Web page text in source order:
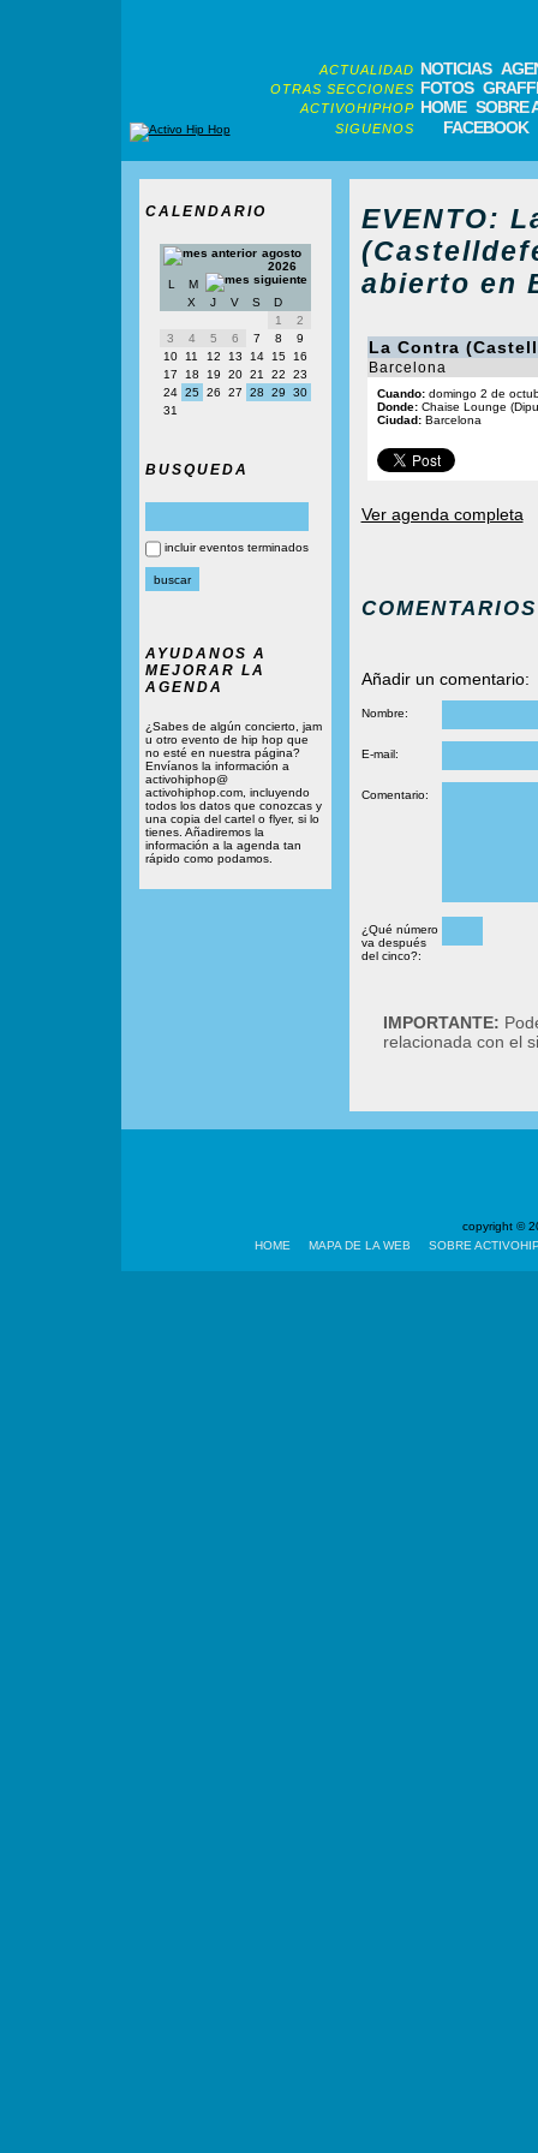
ACTUALIDAD NOTICIAS
OTRAS SECCIONES FOTOS
ACTIVOHIPHOP HOME SOBRE
SIGUENOS FACEBOOK
CALENDARIO
agosto
2026
L
M
X
J V S
D
1
2
3
4 5 6 7 8
9
10
11 12 13 14 15
16
17
18 19 20 21 22
23
24 25 26 27 28 29
30
31
BUSQUEDA
incluir eventos terminados
AYUDANOS A
MEJORAR LA
AGENDA
¿Sabes de algún concierto, jam
u otro evento de hip hop que
no esté en nuestra página?
Envíanos la información a
activohiphop@
activohiphop.com, incluyendo
todos los datos que conozcas y
una copia del cartel o flyer, si lo
tienes. Añadiremos la
información a la agenda tan
rápido como podamos.
EVENTO:
abierto en
La Contra
Barcelona
Cuando:domingo 2 de
Donde:Chaise Lounge
Ciudad:Barcelona
Ver agenda completa
COMENTARIOS
Añadir un comentario:
Nombre:
E-mail:
Comentario:
¿Qué número
va después
del cinco?:
IMPORTANTE:
relacionada con el
copyright ©
HOME
MAPA DE LA WEB SOBRE